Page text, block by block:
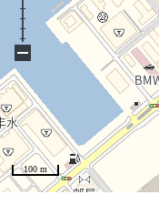
・组合厨房全部已
・厕所全部已换新
・盥洗台全部已换新
・嵌顶灯设置
・全居室Cross张替
・环保克拉设置
・门交换
・地板换新
・空调2次NEW设置
100 m
−